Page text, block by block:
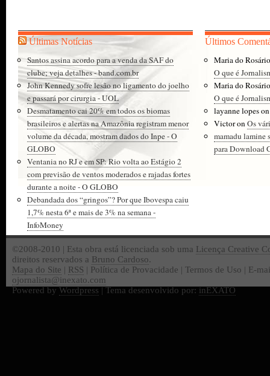
Últimas Notícias
Santos assina acordo para a venda da SAF do
clube; veja detalhes - band.com.br
John Kennedy sofre lesão no ligamento do joelho
e passará por cirurgia - UOL
Desmatamento cai 20% em todos os biomas
brasileiros e alertas na Amazônia registram menor
volume da década, mostram dados do Inpe - O
GLOBO
Ventania no RJ e em SP: Rio volta ao Estágio 2
com previsão de ventos moderados e rajadas fortes
durante a noite - O GLOBO
Debandada dos “gringos”? Por que Ibovespa caiu
1,7% nesta 6ª e mais de 3% na semana -
InfoMoney
Últimos
Maria do
O que é
Maria do
O que é
layanne lopes
VictoronOs
mamadu lamine
para Download
©2008-2010 | Esta obra está licenciada sob uma Licença Creative
direitos reservados a Bruno Cardoso.
Mapa do Site | RSS | Política de Provacidade | Termos de Uso | E-
ojornalista@inexato.com
Powered by Wordpress | Tema desenvolvido por: inEXATO